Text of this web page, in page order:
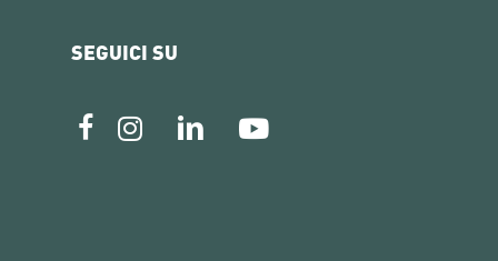
SEGUICI SU